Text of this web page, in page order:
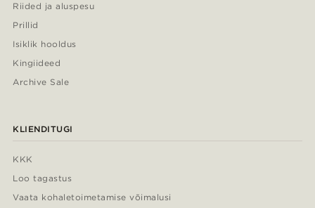
Riided ja aluspesu
Prillid
Isiklik hooldus
Kingiideed
Archive Sale
KLIENDITUGI
KKK
Loo tagastus
Vaata kohaletoimetamise võimalusi